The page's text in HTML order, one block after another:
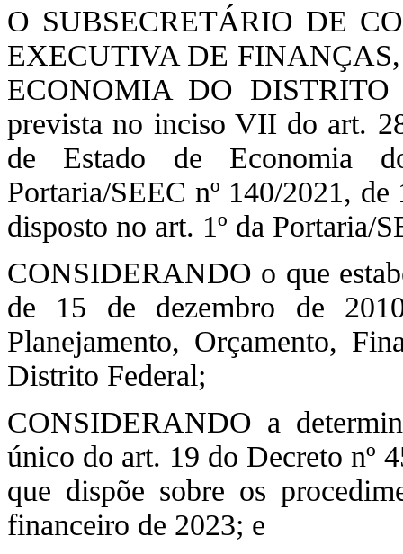
O SUBSECRETÁRIO DE
EXECUTIVA DE
ECONOMIA DO DISTRITO
prevista no inciso VII do art.
de Estado de Economia
Portaria/SEEC nº 140/2021,
disposto no art. 1º da Portaria/
CONSIDERANDO o que
de 15 de dezembro de
Planejamento, Orçamento,
Distrito Federal;
CONSIDERANDO a
único do art. 19 do Decreto nº
que dispõe sobre os
financeiro de 2023; e